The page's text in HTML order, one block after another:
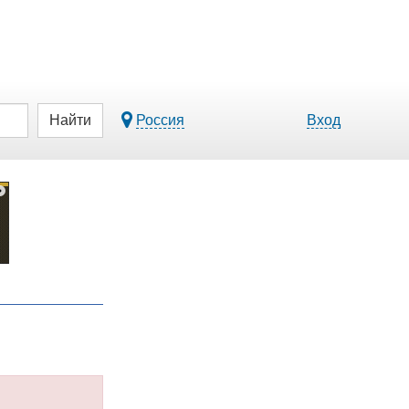
Найти Россия Вход